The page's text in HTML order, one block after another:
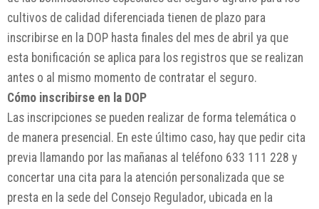
cultivos de calidad diferenciada tienen de plazo para
inscribirse en la DOP hasta finales del mes de abril ya que
esta bonificación se aplica para los registros que se realizan
antes o al mismo momento de contratar el seguro.
Cómo inscribirse en la DOP
Las inscripciones se pueden realizar de forma telemática o
de manera presencial. En este último caso, hay que pedir cita
previa llamando por las mañanas al teléfono 633 111 228 y
concertar una cita para la atención personalizada que se
presta en la sede del Consejo Regulador, ubicada en la